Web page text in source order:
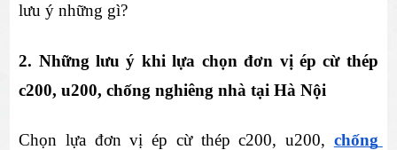
lưu ý những gì?
2. Những lưu ý khi lựa chọn đơn vị ép cừ thép
c200, u200, chống nghiêng nhà tại Hà Nội
Chọn lựa đơn vị ép cừ thép c200, u200, chống